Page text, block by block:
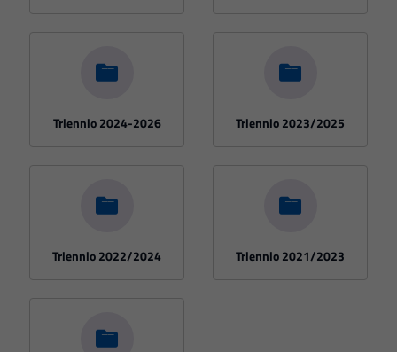
Triennio 2024-2026 Triennio 2023/2025
Triennio 2022/2024 Triennio 2021/2023